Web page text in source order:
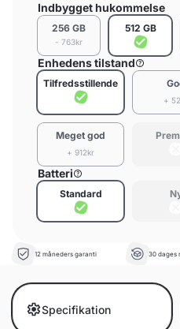
Indbygget hukommelse
256 GB
- 763kr
512 GB
Enhedens tilstand
Tilfredsstillende
+
Meget god
+ 912kr
Batteri
Standard
12 måneders garanti 30 dages
Specifikation